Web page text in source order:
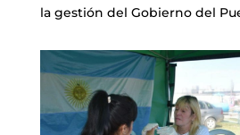
la gestión del Gobierno del